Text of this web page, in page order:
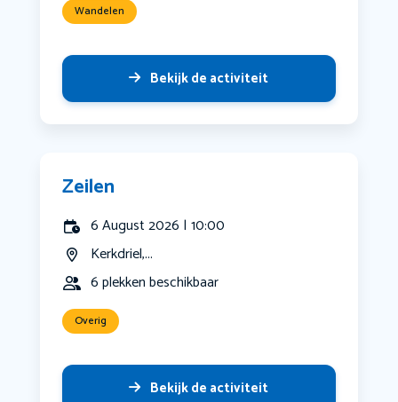
Wandelen
Bekijk de activiteit
Zeilen
6 August 2026 | 10:00
Kerkdriel,...
6 plekken beschikbaar
Overig
Bekijk de activiteit